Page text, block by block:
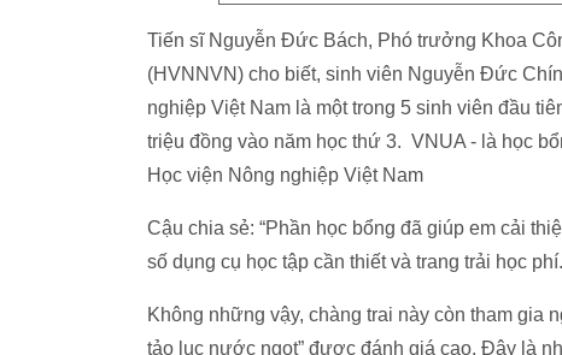
Tiến sĩ Nguyễn Đức Bách, Phó trưởng Khoa
(HVNNVN) cho biết, sinh viên Nguyễn Đức
nghiệp Việt Nam là một trong 5 sinh viên đầu
triệu đồng vào năm học thứ 3. VNUA - là học
Học viện Nông nghiệp Việt Nam
Cậu chia sẻ: “Phần học bổng đã giúp em cải
số dụng cụ học tập cần thiết và trang trải học
Không những vậy, chàng trai này còn tham gia
tảo lục nước ngọt” được đánh giá cao. Đây là